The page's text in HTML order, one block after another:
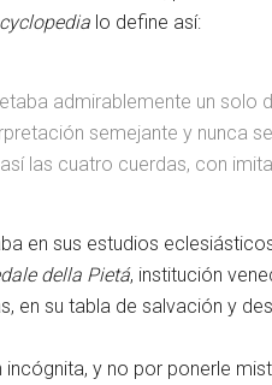
lo define así:
admirablemente un
semejante y nunca
las cuatro cuerdas, con
en sus estudios
della Pietá, institución
en su tabla de salvación y
incógnita, y no por ponerle